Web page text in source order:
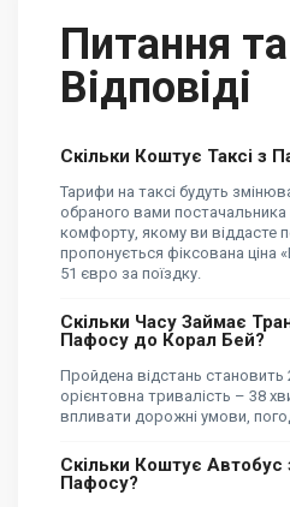
Питання та
Відповіді
Скільки Коштує Таксі з
Тарифи на таксі будуть
обраного вами постачальника
комфорту, якому ви віддасте
пропонується фіксована ціна
51 євро за поїздку.
Скільки Часу Займає
Пафосу до Корал Бей?
Пройдена відстань становить
орієнтовна тривалість – 38
впливати дорожні умови,
Скільки Коштує
Пафосу?